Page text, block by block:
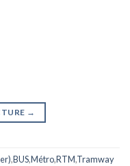
→
,BUS,Métro,RTM,Tramway